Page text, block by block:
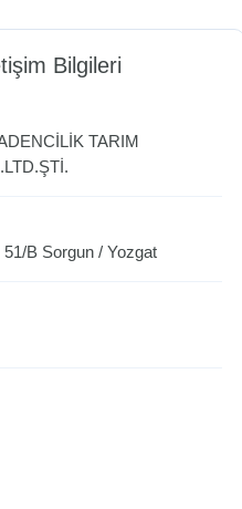
Bilgileri
TARIM
51/B Sorgun / Yozgat